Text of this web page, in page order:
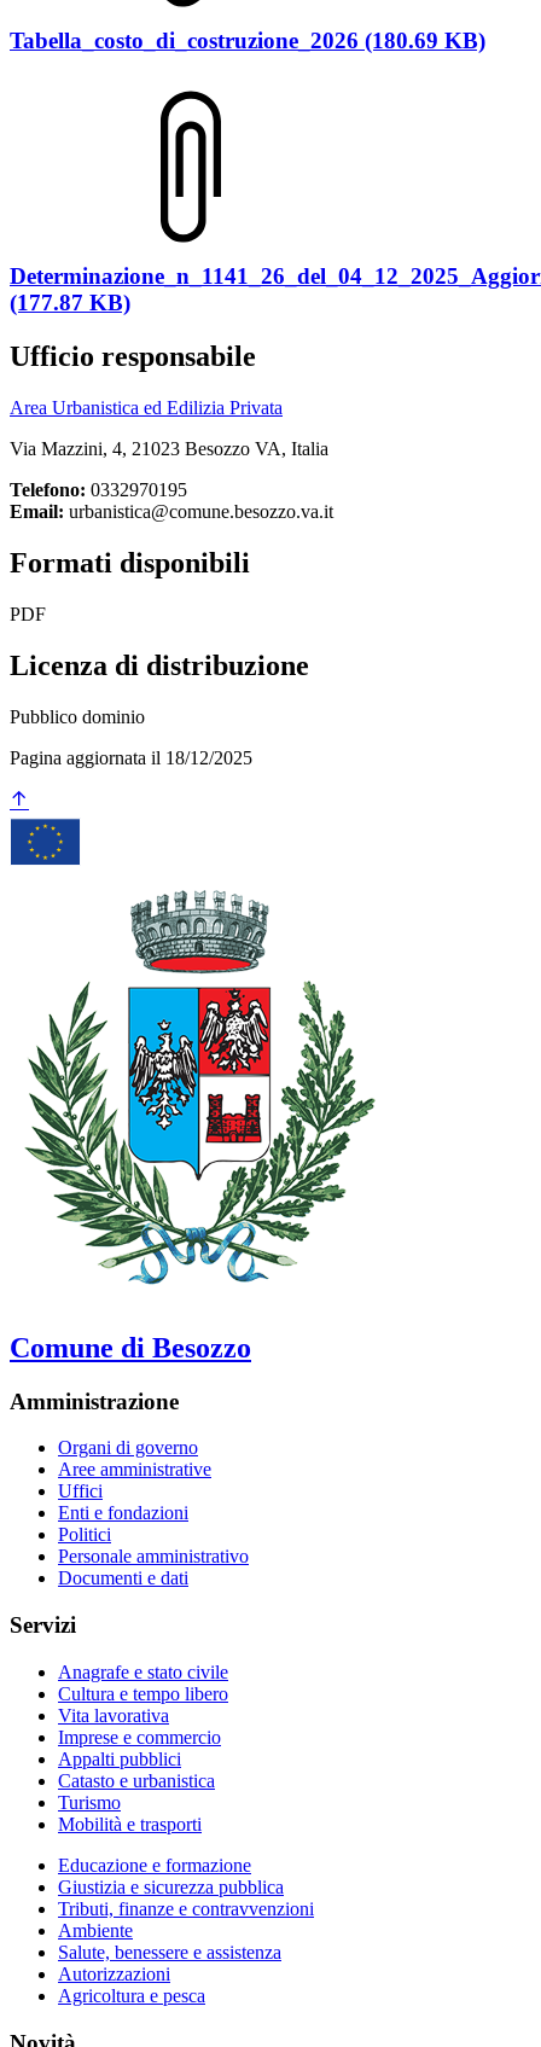
Tabella_costo_di_costruzione_2026 (180.69 KB)
(177.87 KB)
Ufficio responsabile
Area Urbanistica ed Edilizia Privata
Via Mazzini, 4, 21023 Besozzo VA, Italia
Telefono: 0332970195
Email: urbanistica@comune.besozzo.va.it
Formati disponibili
PDF
Licenza di distribuzione
Pubblico dominio
Pagina aggiornata il 18/12/2025
Comune di Besozzo
Amministrazione
Organi di governo
Aree amministrative
Uffici
Enti e fondazioni
Politici
Personale amministrativo
Documenti e dati
Servizi
Anagrafe e stato civile
Cultura e tempo libero
Vita lavorativa
Imprese e commercio
Appalti pubblici
Catasto e urbanistica
Turismo
Mobilità e trasporti
Educazione e formazione
Giustizia e sicurezza pubblica
Tributi, finanze e contravvenzioni
Ambiente
Salute, benessere e assistenza
Autorizzazioni
Agricoltura e pesca